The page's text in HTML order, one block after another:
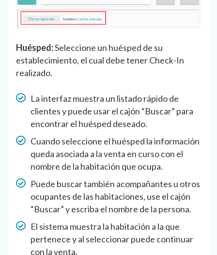
Huésped:Seleccione un huésped de su
establecimiento, el cual debe tener Check-In
realizado.
La interfaz muestra un listado rápido de
clientes y puede usar el cajón “Buscar” para
encontrar el huésped deseado.
Cuando seleccione el huésped la información
queda asociada a la venta en curso con el
nombre de la habitación que ocupa.
Puede buscar también acompañantes u otros
ocupantes de las habitaciones, use el cajón
“Buscar” y escriba el nombre de la persona.
El sistema muestra la habitación a la que
pertenece y al seleccionar puede continuar
con la venta.